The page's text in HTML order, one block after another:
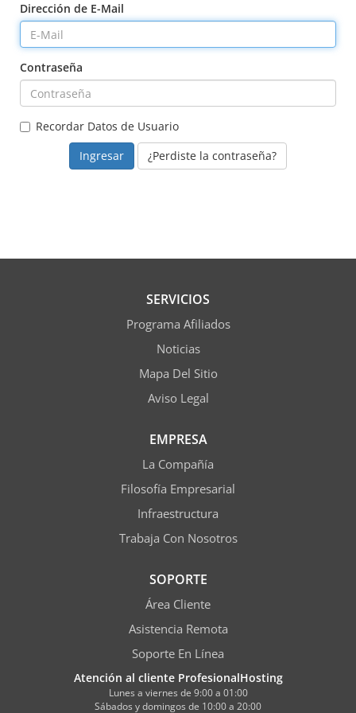
Dirección de E-Mail
Contraseña
Recordar Datos de Usuario
¿Perdiste la contraseña?
SERVICIOS
Programa Afiliados
Noticias
Mapa Del Sitio
Aviso Legal
EMPRESA
La Compañía
Filosofía Empresarial
Infraestructura
Trabaja Con Nosotros
SOPORTE
Área Cliente
Asistencia Remota
Soporte En Línea
Atención al cliente ProfesionalHosting
Lunes a viernes de 9:00 a 01:00
Sábados y domingos de 10:00 a 20:00